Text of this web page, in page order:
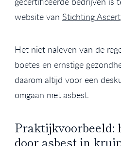
website van Stichting Ascert
Het niet naleven van de
boetes en ernstige
daarom altijd voor een
omgaan met asbest.
Praktijkvoorbeeld:
door asbest in